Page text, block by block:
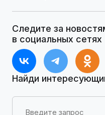
Следите за
в социальных сетях
Найди